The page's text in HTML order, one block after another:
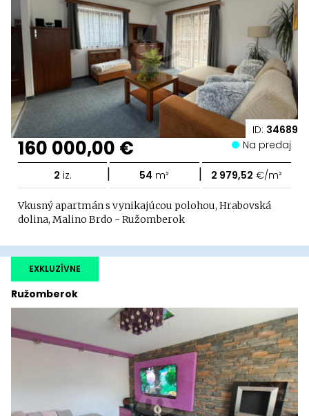
ID: 34689
160 000,00 € Na predaj
2 iz. | 54 m² | 2 979,52 €/m²
Vkusný apartmán s vynikajúcou polohou, Hrabovská
dolina, Malino Brdo - Ružomberok
Ružomberok
EXKLUZÍVNE